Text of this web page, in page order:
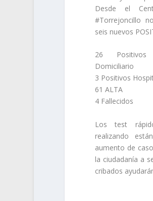
Desde el
#Torrejoncillo
seis nuevos
26
Domiciliario
3 Positivos
61 ALTA
4 Fallecidos
Los test
realizando
aumento de
la ciudadanía a
cribados